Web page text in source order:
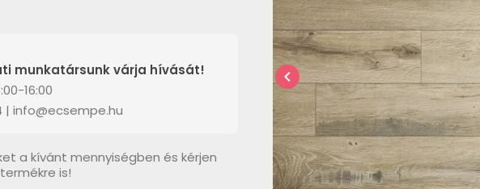
munkatársunk várja hívását!
16:00
| info@ecsempe.hu
a kívánt mennyiségben és kérjen
is!
chevron_left